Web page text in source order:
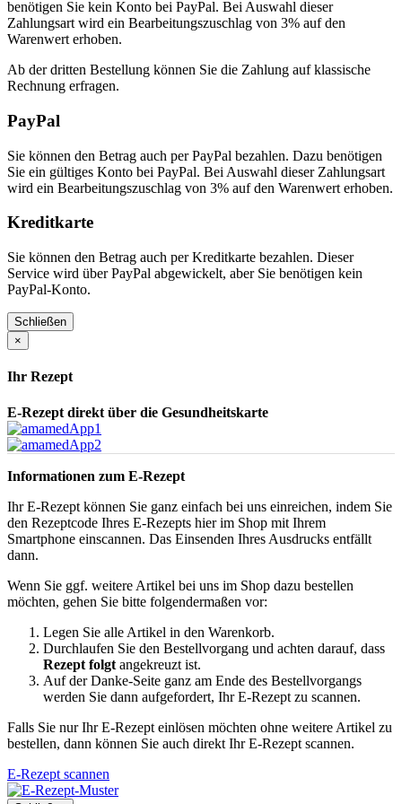
benötigen Sie kein Konto bei PayPal. Bei Auswahl dieser
Zahlungsart wird ein Bearbeitungszuschlag von 3% auf den
Warenwert erhoben.
Ab der dritten Bestellung können Sie die Zahlung auf klassische
Rechnung erfragen.
PayPal
Sie können den Betrag auch per PayPal bezahlen. Dazu benötigen
Sie ein gültiges Konto bei PayPal. Bei Auswahl dieser Zahlungsart
wird ein Bearbeitungszuschlag von 3% auf den Warenwert erhoben.
Kreditkarte
Sie können den Betrag auch per Kreditkarte bezahlen. Dieser
Service wird über PayPal abgewickelt, aber Sie benötigen kein
PayPal-Konto.
Schließen
×
Ihr Rezept
E-Rezept direkt über die Gesundheitskarte
Informationen zum E-Rezept
Ihr E-Rezept können Sie ganz einfach bei uns einreichen, indem Sie
den Rezeptcode Ihres E-Rezepts hier im Shop mit Ihrem
Smartphone einscannen. Das Einsenden Ihres Ausdrucks entfällt
dann.
Wenn Sie ggf. weitere Artikel bei uns im Shop dazu bestellen
möchten, gehen Sie bitte folgendermaßen vor:
Legen Sie alle Artikel in den Warenkorb.
Durchlaufen Sie den Bestellvorgang und achten darauf, dass
Rezept folgt angekreuzt ist.
Auf der Danke-Seite ganz am Ende des Bestellvorgangs
werden Sie dann aufgefordert, Ihr E-Rezept zu scannen.
Falls Sie nur Ihr E-Rezept einlösen möchten ohne weitere Artikel zu
bestellen, dann können Sie auch direkt Ihr E-Rezept scannen.
E-Rezept scannen